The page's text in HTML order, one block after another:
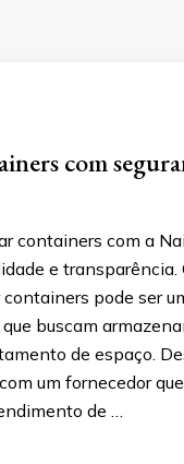
com
containers com a
e
pode ser
buscam
de espaço.
um fornecedor
de …